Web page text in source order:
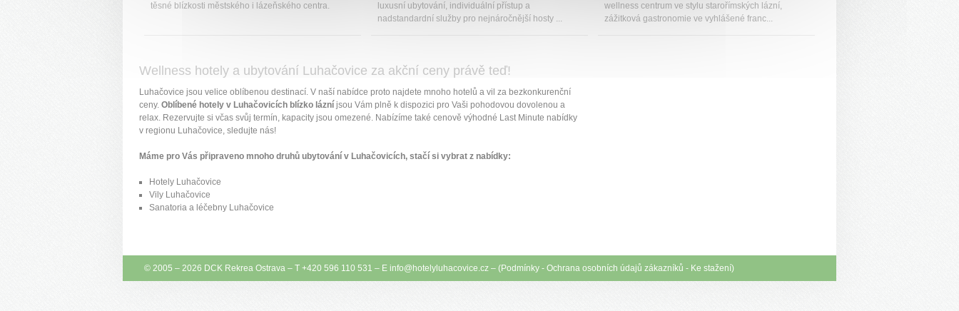
těsné blízkosti městského i lázeňského centra.
luxusní ubytování, individuální přístup a
nadstandardní služby pro nejnáročnější hosty ...
wellness centrum ve stylu starořímských lázní,
zážitková gastronomie ve vyhlášené franc...
Wellness hotely a ubytování Luhačovice za akční ceny právě teď!
Luhačovice jsou velice oblíbenou destinací. V naší nabídce proto najdete mnoho hotelů a vil za bezkonkurenční
ceny. Oblíbené hotely v Luhačovicích blízko lázní jsou Vám plně k dispozici pro Vaši pohodovou dovolenou a
relax. Rezervujte si včas svůj termín, kapacity jsou omezené. Nabízíme také cenově výhodné Last Minute nabídky
v regionu Luhačovice, sledujte nás!
Máme pro Vás připraveno mnoho druhů ubytování v Luhačovicích, stačí si vybrat z nabídky:
Hotely Luhačovice
Vily Luhačovice
Sanatoria a léčebny Luhačovice
© 2005 – 2026 DCK Rekrea Ostrava – T +420 596 110 531 – E info@ hotelyluhacovice.cz – (Podmínky - Ochrana osobních údajů zákazníků - Ke stažení)